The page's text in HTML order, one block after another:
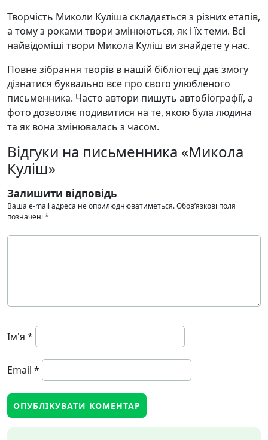
Творчість Миколи Куліша складається з різних етапів,
а тому з роками твори змінюються, як і їх теми. Всі
найвідоміші твори Микола Куліш ви знайдете у нас.
Повне зібрання творів в нашій бібліотеці дає змогу
дізнатися буквально все про свого улюбленого
письменника. Часто автори пишуть автобіографії, а
фото дозволяє подивитися на те, якою була людина
та як вона змінювалась з часом.
Відгуки на письменника «Микола
Куліш»
Залишити відповідь
Ваша e-mail адреса не оприлюднюватиметься.Обов’язкові поля
позначені *
Ім'я *
Email *